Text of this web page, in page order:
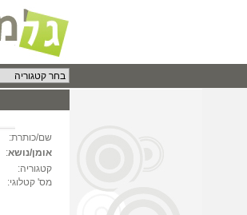
שם/כותרת:
אומן/נושא:
קטגוריה:
מס' קטלוגי: